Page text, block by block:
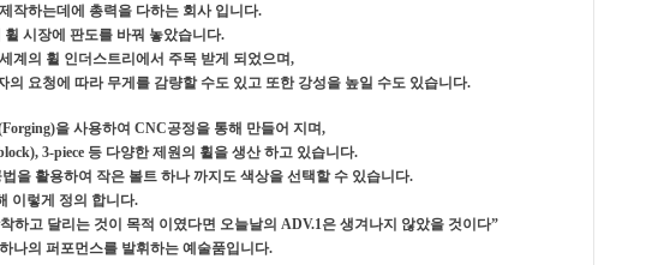
작하는데에 총력을 다하는 회사 입니다.
시장에 판도를 바꿔 놓았습니다.
계의 휠 인더스트리에서 주목 받게 되었으며,
요청에 따라 무게를 감량할 수도 있고 또한 강성을 높일 수도 있습니다.
을 사용하여 CNC공정을 통해 만들어 지며,
3-piece 등 다양한 제원의 휠을 생산 하고 있습니다.
을 활용하여 작은 볼트 하나 까지도 색상을 선택할 수 있습니다.
이렇게 정의 합니다.
고 달리는 것이 목적 이였다면 오늘날의 ADV.1은 생겨나지 않았을 것이다”
나의 퍼포먼스를 발휘하는 예술품입니다.